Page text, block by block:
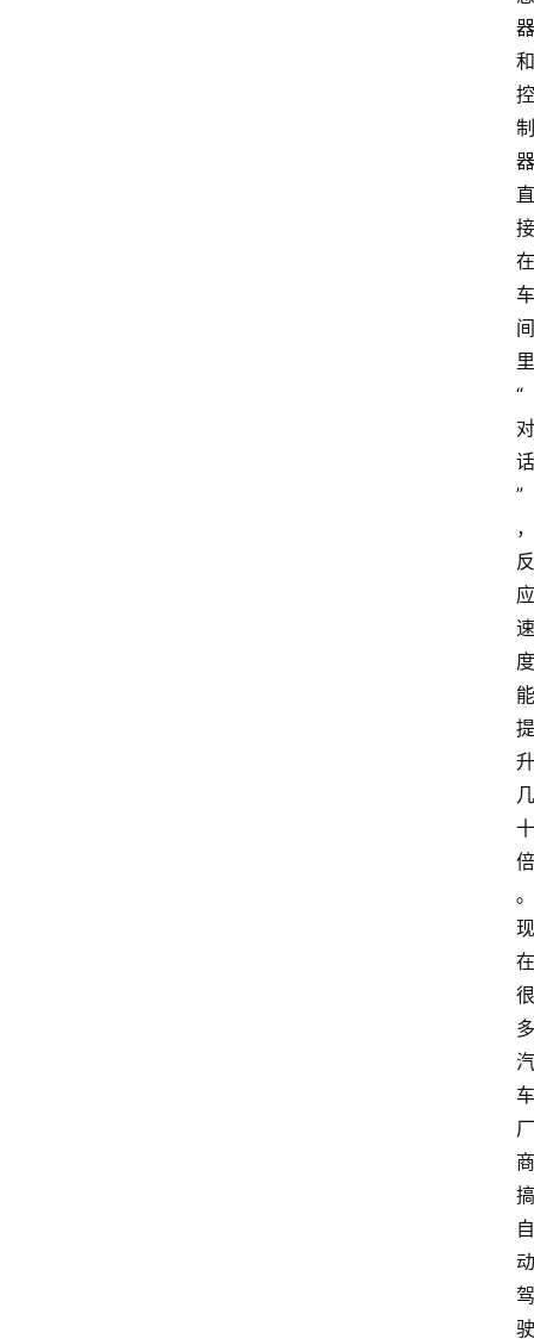
器
和
控
制
器
直
接
在
车
间
里
“
对
话
”
，
反
应
速
度
能
提
升
几
十
倍
。
现
在
很
多
汽
车
厂
商
搞
自
动
驾
驶